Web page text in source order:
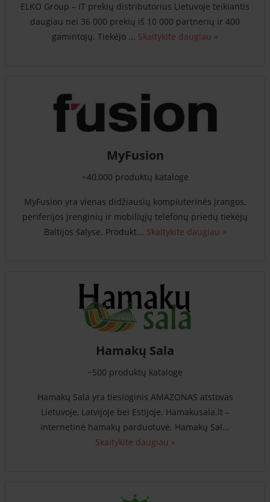
ELKO Group – IT prekių distributorius Lietuvoje teikiantis
daugiau nei 36 000 prekių iš 10 000 partnerių ir 400
gamintojų. Tiekėjo ... Skaitykite daugiau »
MyFusion
~40,000 produktų kataloge
MyFusion yra vienas didžiausių kompiuterinės įrangos,
periferijos įrenginių ir mobiliųjų telefonų priedų tiekėjų
Baltijos šalyse. Produkt... Skaitykite daugiau »
Hamakų Sala
~500 produktų kataloge
Hamakų Sala yra tiesioginis AMAZONAS atstovas
Lietuvoje, Latvijoje bei Estijoje. Hamakusala.lt –
internetinė hamakų parduotuvė. Hamakų Sal...
Skaitykite daugiau »